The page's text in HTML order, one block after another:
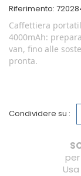
Riferimento:
Caffettiera
4000mAh:
van, fino alle
pronta.
Condividere su :